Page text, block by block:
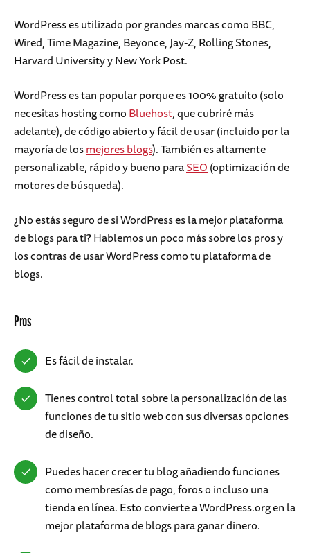
WordPress es utilizado por grandes marcas como BBC,
Wired, Time Magazine, Beyonce, Jay-Z, Rolling Stones,
Harvard University y New York Post.
WordPress es tan popular porque es 100% gratuito (solo
necesitas hosting comoBluehost, que cubriré más
adelante), de código abierto y fácil de usar (incluido por la
mayoría de losmejores blogs). También es altamente
personalizable, rápido y bueno paraSEO(optimización de
motores de búsqueda).
¿No estás seguro de si WordPress es la mejor plataforma
de blogs para ti? Hablemos un poco más sobre los pros y
los contras de usar WordPress como tu plataforma de
blogs.
Pros
Es fácil de instalar.
Tienes control total sobre la personalización de las
funciones de tu sitio web con sus diversas opciones
de diseño.
Puedes hacer crecer tu blog añadiendo funciones
como membresías de pago, foros o incluso una
tienda en línea. Esto convierte a WordPress.org en la
mejor plataforma de blogs para ganar dinero.